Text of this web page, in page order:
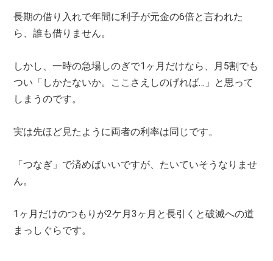
長期の借り入れで年間に利子が元金の6倍と言われた
ら、誰も借りません。
しかし、一時の急場しのぎで1ヶ月だけなら、月5割でも
つい「しかたないか。ここさえしのげれば…」と思って
しまうのです。
実は先ほど見たように両者の利率は同じです。
「つなぎ」で済めばいいですが、たいていそうなりませ
ん。
1ヶ月だけのつもりが2ケ月3ヶ月と長引くと破滅への道
まっしぐらです。